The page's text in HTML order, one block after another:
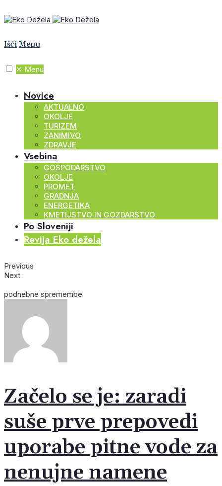
Išči Menu
✕ Menu
Novice
AKTUALNO
OKOLJE
TURIZEM
ZANIMIVO
ZDRAVJE
Vsebina
GOSPODARSTVO
OKOLJE
PROMET
GRADNJA
ENERGETIKA
KMETIJSTVO IN GOZDARSTVO
Po Sloveniji
Revija Eko dežela
Previous
Next
podnebne spremembe
Začelo se je: zaradi
suše prve prepovedi
uporabe pitne vode za
nenujne namene